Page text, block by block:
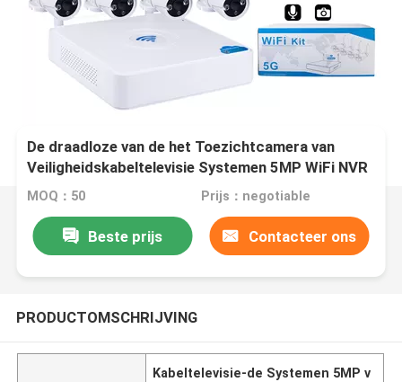
De draadloze van de het Toezichtcamera van
Veiligheidskabeltelevisie Systemen 5MP WiFi NVR
MOQ：50 Prijs：negotiable
Beste prijs Contacteer ons
PRODUCTOMSCHRIJVING
Kabeltelevisie-de Systemen 5MP v